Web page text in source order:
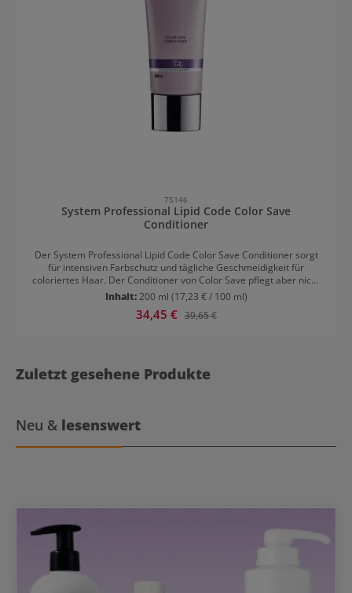
75146
System Professional Lipid Code Color Save
Conditioner
Der System Professional Lipid Code Color Save Conditioner sorgt
für intensiven Farbschutz und tägliche Geschmeidigkeit für
coloriertes Haar. Der Conditioner von Color Save pflegt aber nicht
nur die Haarfarbe, sondern auch die Haarfaser. Er glättet das Haar
und verleiht auch einen brillanten Glanz. Nach der Pflege mit dem
Conditioner lässt sich das Haar leichter frisieren und ist
Portion des Conditioners auf das gewaschene, handtuchtrockene
Haar geben. Gut durchkämmen und für 30 Sekunden im Haar
Inhalt:200 ml (17,23 € / 100 ml)
Verkaufspreis:
34,45 € Regulärer Preis:
39,65 €
Zuletzt gesehene Produkte
Neu & lesenswert